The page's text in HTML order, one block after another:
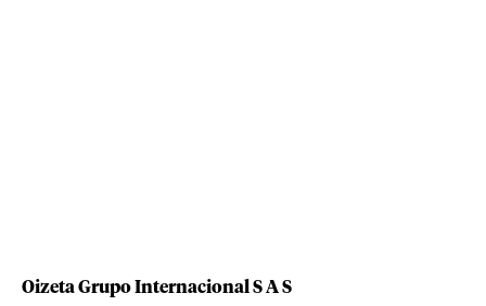
Oizeta Grupo Internacional S A S